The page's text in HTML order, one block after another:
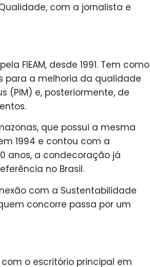
com a jornalista e
FIEAM, desde 1991. Tem como
para a melhoria da qualidade
(PIM) e, posteriormente, de
que possui a mesma
1994 e contou com a
anos, a condecoração já
no Brasil.
com a Sustentabilidade
concorre passa por um
o escritório principal em